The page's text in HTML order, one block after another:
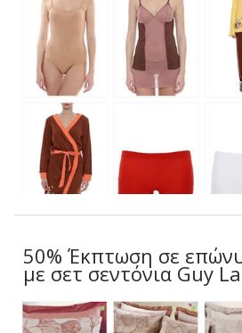
50% Έκπτωση σε
με σετ σεντόνια Guy